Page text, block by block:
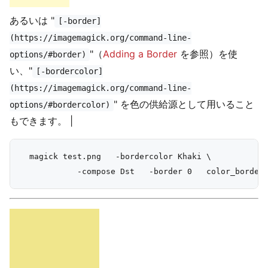
あるいは "
[-border]
(https://imagemagick.org/command-line-
options/#border) "（Adding a Borderを参照）を使
い、"
[-bordercolor]
(https://imagemagick.org/command-line-
options/#bordercolor) " を色の供給源として用いること
もできます。 |
  magick test.png   -bordercolor Khaki \